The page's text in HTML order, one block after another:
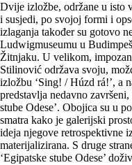
Dvije izložbe, održane u isto
i susjedi, po svojoj formi i
izlaganja također su gotovo
Ludwigmuseumu u
Žitnjaku. U velikom,
Stilinović održava svoju,
izložbu ‘Sing! / Húzd rá!’, a
predstavlja nedavno
stube Odese’. Obojica su u
smatra kako je galerijski
ideja njegove retrospektivne
materijalizirana. S druge
‘Egipatske stube Odese’